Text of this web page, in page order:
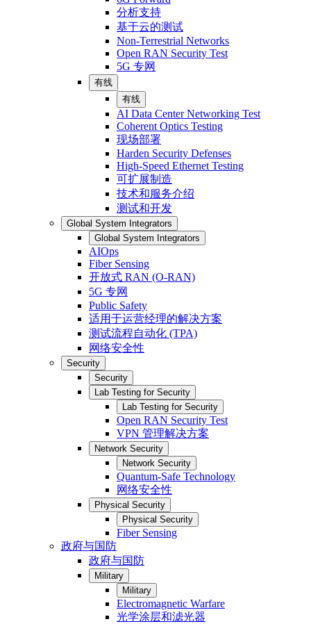
分析支持
基于云的测试
Non-Terrestrial Networks
Open RAN Security Test
5G 专网
有线
有线
AI Data Center Networking Test
Coherent Optics Testing
现场部署
Harden Security Defenses
High-Speed Ethernet Testing
可扩展制造
技术和服务介绍
测试和开发
Global System Integrators
Global System Integrators
AIOps
Fiber Sensing
开放式 RAN (O-RAN)
5G 专网
Public Safety
适用于运营经理的解决方案
测试流程自动化 (TPA)
网络安全性
Security
Security
Lab Testing for Security
Lab Testing for Security
Open RAN Security Test
VPN 管理解决方案
Network Security
Network Security
Quantum-Safe Technology
网络安全性
Physical Security
Physical Security
Fiber Sensing
政府与国防
政府与国防
Military
Military
Electromagnetic Warfare
光学涂层和滤光器